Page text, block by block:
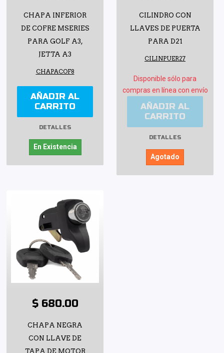
CHAPA INFERIOR
DE COFRE MSERIES
PARA GOLF A3,
JETTA A3
CHAPACOF8
AÑADIR AL
CARRITO
DETALLES
En Existencia
CILINDRO CON
LLAVES DE PUERTA
PARA D21
CILINPUER27
Disponible sólo para
compras en línea con envío
AÑADIR AL
CARRITO
DETALLES
Agotado
$ 680.00
CHAPA NEGRA
CON LLAVE DE
TAPA DE MOTOR